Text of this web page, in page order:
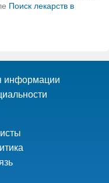
Поиск лекарств в
информации